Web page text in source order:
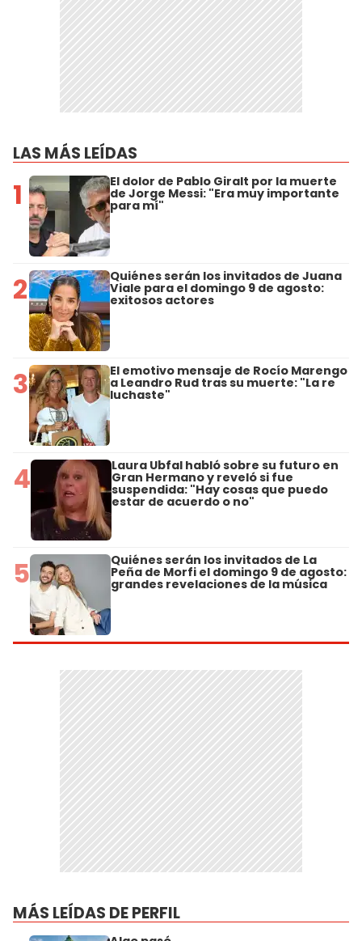
LAS MÁS LEÍDAS
1 El dolor de Pablo Giralt por la muerte
de Jorge Messi: "Era muy importante
para mí"
2 Quiénes serán los invitados de Juana
Viale para el domingo 9 de agosto:
exitosos actores
3 El emotivo mensaje de Rocío Marengo
a Leandro Rud tras su muerte: "La re
luchaste"
4 Laura Ubfal habló sobre su futuro en
Gran Hermano y reveló si fue
suspendida: "Hay cosas que puedo
estar de acuerdo o no"
5 Quiénes serán los invitados de La
Peña de Morfi el domingo 9 de agosto:
grandes revelaciones de la música
MÁS LEÍDAS DE PERFIL